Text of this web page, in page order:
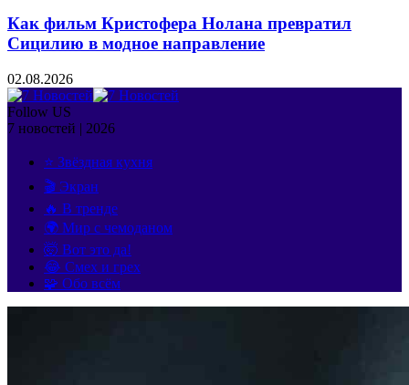
Как фильм Кристофера Нолана превратил
Сицилию в модное направление
02.08.2026
Follow US
7 новостей | 2026
⭐ Звёздная кухня
🎬 Экран
🔥 В тренде
🌍 Мир с чемоданом
🤯 Вот это да!
😂 Смех и грех
🧩 Обо всём